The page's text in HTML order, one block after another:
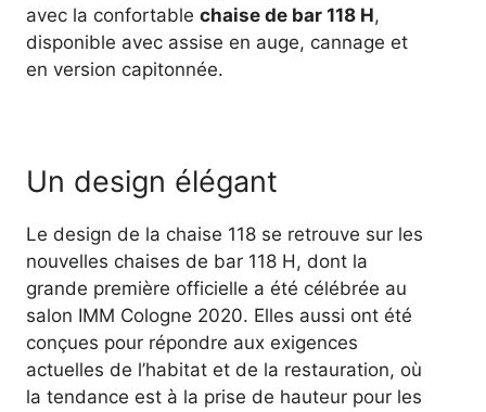
avec la confortablechaise de bar 118 H,
disponible avec assise en auge, cannage et
en version capitonnée.
Un design élégant
Le design de la chaise 118 se retrouve sur les
nouvelles chaises de bar 118 H, dont la
grande première officielle a été célébrée au
salon IMM Cologne 2020. Elles aussi ont été
conçues pour répondre aux exigences
actuelles de l’habitat et de la restauration, où
la tendance est à la prise de hauteur pour les